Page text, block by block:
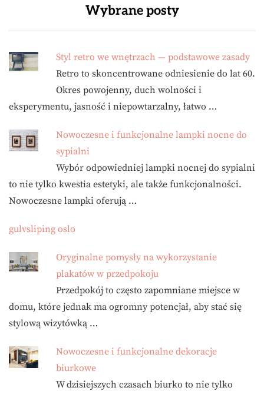
Wybrane posty
Styl retro we wnętrzach — podstawowe zasady
Retro to skoncentrowane odniesienie do lat 60.
Okres powojenny, duch wolności i
eksperymentu, jasność i niepowtarzalny, łatwo …
Nowoczesne i funkcjonalne lampki nocne do
sypialni
Wybór odpowiedniej lampki nocnej do sypialni
to nie tylko kwestia estetyki, ale także funkcjonalności.
Nowoczesne lampki oferują …
gulvsliping oslo
Oryginalne pomysły na wykorzystanie
plakatów w przedpokoju
Przedpokój to często zapomniane miejsce w
domu, które jednak ma ogromny potencjał, aby stać się
stylową wizytówką …
Nowoczesne i funkcjonalne dekoracje
biurkowe
W dzisiejszych czasach biurko to nie tylko